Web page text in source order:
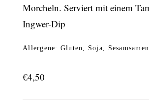
Morcheln. Serviert mit einem
Ingwer-Dip
Allergene: Gluten, Soja, Sesamsamen
€4,50